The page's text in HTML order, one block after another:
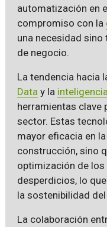
automatización en
compromiso con la
una necesidad
de negocio.
La tendencia hacia
Data y la
herramientas clave
sector. Estas
mayor eficacia en
construcción, sino
optimización de
desperdicios, lo
la sostenibilidad
La colaboración